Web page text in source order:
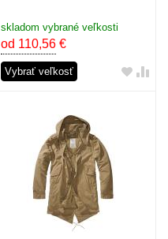
skladom vybrané veľkosti
od 110,56€
Vybrať veľkosť